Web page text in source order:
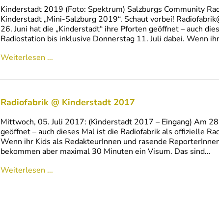
Kinderstadt 2019 (Foto: Spektrum) Salzburgs Community
Kinderstadt „Mini-Salzburg 2019“. Schaut vorbei!
26. Juni hat die „Kinderstadt“ ihre Pforten geöffnet – auch
Radiostation bis inklusive Donnerstag 11. Juli dabei. Wenn
Weiterlesen ...
Radiofabrik @ Kinderstadt 2017
Mittwoch, 05. Juli 2017: (Kinderstadt 2017 – Eingang) Am
geöffnet – auch dieses Mal ist die Radiofabrik als offizielle
Wenn ihr Kids als RedakteurInnen und rasende
bekommen aber maximal 30 Minuten ein Visum. Das sind…
Weiterlesen ...